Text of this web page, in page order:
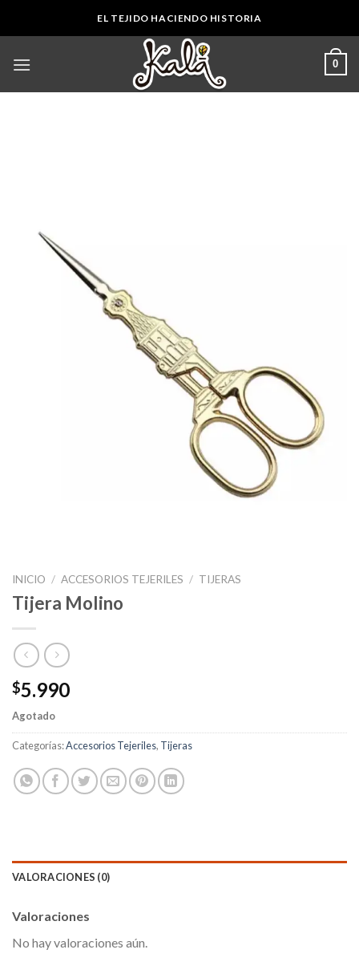
EL TEJIDO HACIENDO HISTORIA
0
INICIO / ACCESORIOS TEJERILES / TIJERAS
Tijera Molino
$5.990
Agotado
Categorías:Accesorios Tejeriles, Tijeras
VALORACIONES (0)
Valoraciones
No hay valoraciones aún.